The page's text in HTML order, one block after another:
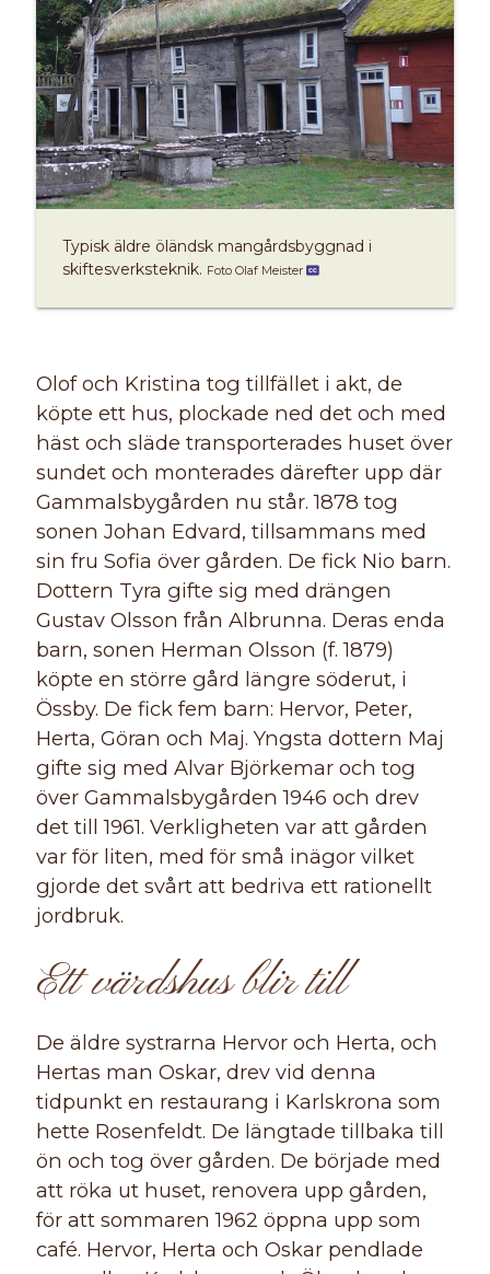
Typisk äldre öländsk mangårdsbyggnad i
skiftesverksteknik. Foto Olaf Meister
Olof och Kristina tog tillfället i akt, de
köpte ett hus, plockade ned det och med
häst och släde transporterades huset över
sundet och monterades därefter upp där
Gammalsbygården nu står. 1878 tog
sonen Johan Edvard, tillsammans med
sin fru Sofia över gården. De fick Nio barn.
Dottern Tyra gifte sig med drängen
Gustav Olsson från Albrunna. Deras enda
barn, sonen Herman Olsson (f. 1879)
köpte en större gård längre söderut, i
Össby. De fick fem barn: Hervor, Peter,
Herta, Göran och Maj. Yngsta dottern Maj
gifte sig med Alvar Björkemar och tog
över Gammalsbygården 1946 och drev
det till 1961. Verkligheten var att gården
var för liten, med för små inägor vilket
gjorde det svårt att bedriva ett rationellt
jordbruk.
Ett värdshus blir till
De äldre systrarna Hervor och Herta, och
Hertas man Oskar, drev vid denna
tidpunkt en restaurang i Karlskrona som
hette Rosenfeldt. De längtade tillbaka till
ön och tog över gården. De började med
att röka ut huset, renovera upp gården,
för att sommaren 1962 öppna upp som
café. Hervor, Herta och Oskar pendlade